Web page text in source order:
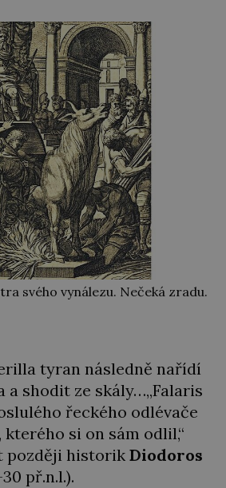
svého vynálezu. Nečeká zradu.
tyran následně nařídí
a shodit ze skály…„Falaris
řeckého odlévače
si on sám odlil,“
později historik Diodoros
př.n.l.).